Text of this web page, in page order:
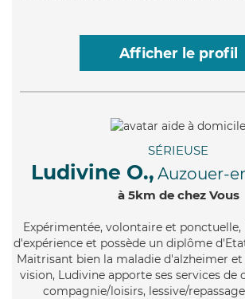
Afficher le profil
SÉRIEUSE
Ludivine O., Auzouer-
à 5km de chez Vous
Expérimentée, volontaire et ponctuelle,
d'expérience et possède un diplôme
Maitrisant bien la maladie d'alzheimer
vision, Ludivine apporte ses services de
compagnie/loisirs, lessive/